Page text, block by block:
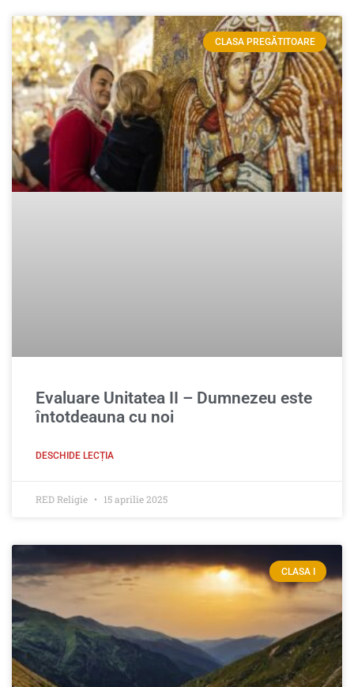
CLASA PREGĂTITOARE
Evaluare Unitatea II – Dumnezeu este
întotdeauna cu noi
DESCHIDE LECȚIA
RED Religie 15 aprilie 2025
CLASA I